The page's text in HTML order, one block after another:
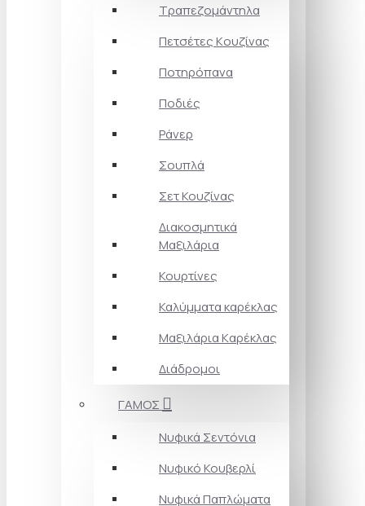
Τραπεζομάντηλα
Πετσέτες Kουζίνας
Ποτηρόπανα
Ποδιές
Ράνερ
Σουπλά
Σετ Κουζίνας
Διακοσμητικά
Μαξιλάρια
Κουρτίνες
Καλύμματα καρέκλας
Μαξιλάρια Kαρέκλας
Διάδρομοι
ΓΑΜΟΣ
Νυφικά Σεντόνια
Νυφικό Κουβερλί
Νυφικά Παπλώματα